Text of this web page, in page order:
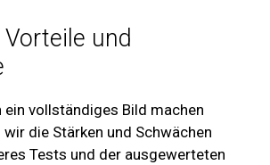
und
ein vollständiges Bild machen
wir die Stärken und Schwächen
Tests und der ausgewerteten